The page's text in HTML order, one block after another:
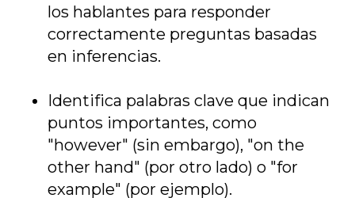
los hablantes para responder
correctamente preguntas basadas
en inferencias.
Identifica palabras clave que indican
puntos importantes, como
"however" (sin embargo), "on the
other hand" (por otro lado) o "for
example" (por ejemplo).